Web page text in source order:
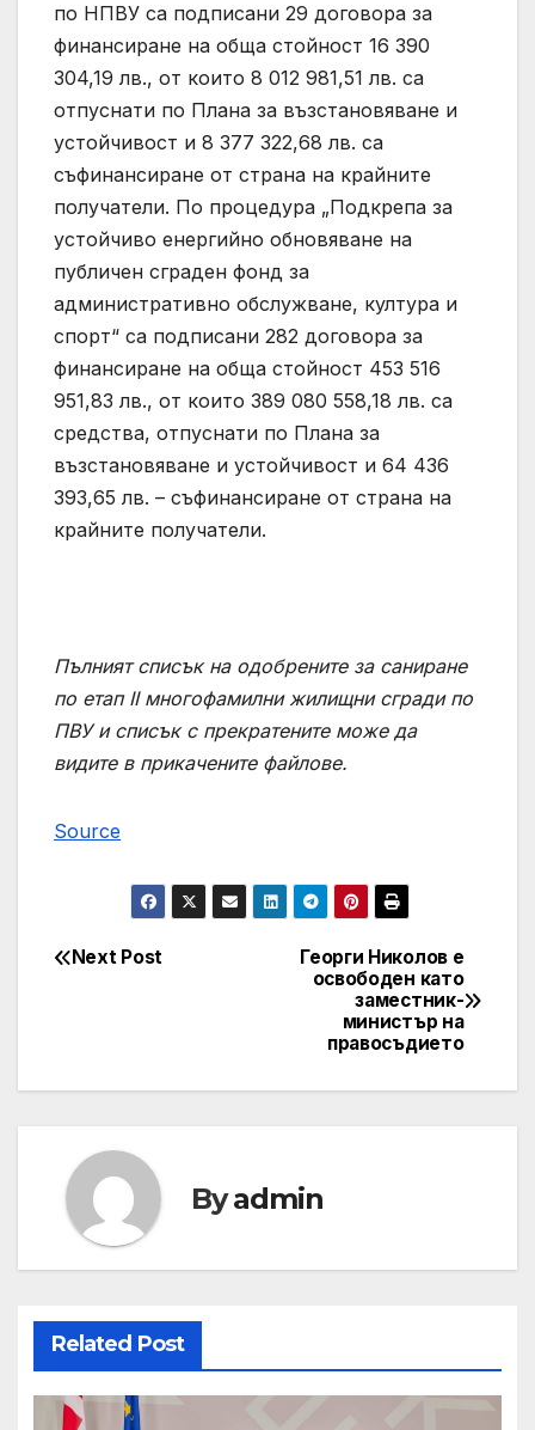
по НПВУ са подписани 29 договора за
финансиране на обща стойност 16 390
304,19 лв., от които 8 012 981,51 лв. са
отпуснати по Плана за възстановяване и
устойчивост и 8 377 322,68 лв. са
съфинансиране от страна на крайните
получатели. По процедура „Подкрепа за
устойчиво енергийно обновяване на
публичен сграден фонд за
административно обслужване, култура и
спорт“ са подписани 282 договора за
финансиране на обща стойност 453 516
951,83 лв., от които 389 080 558,18 лв. са
средства, отпуснати по Плана за
възстановяване и устойчивост и 64 436
393,65 лв. – съфинансиране от страна на
крайните получатели.
Пълниятсписък на одобрените за саниране
по етап II многофамилни жилищни сгради по
ПВУисписък с прекратенитеможе да
видите в прикачените файлове.
Source
Post
Георги Николов е
освободен като
заместник-
министър на
правосъдието
Next Post
Byadmin
Related Post